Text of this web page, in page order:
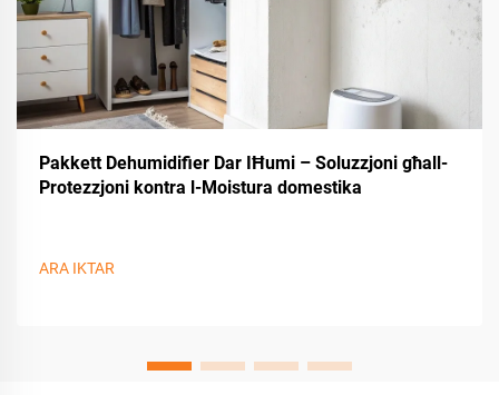
Pakkett Dehumidifier Dar IĦumi – Soluzzjoni għall-
Protezzjoni kontra l-Moistura domestika
ARA IKTAR